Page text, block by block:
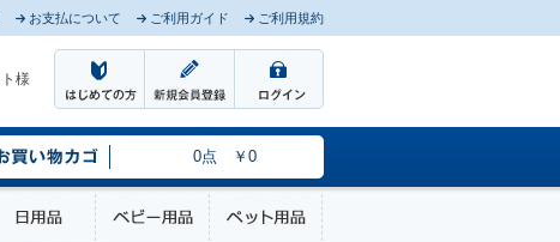
お支払について ご利用ガイド ご利用規約
様
0点 ￥0
のケア 日用品 ベビー用品 ペット用品